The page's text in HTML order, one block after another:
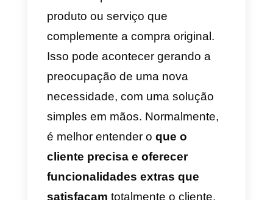
mas a relação com o cliente nem
sempre será linear. Portanto, o
vendedor deve ter a capacidade
de se adaptar à circunstância.
Estes são os três mais
relevantes.
a)SPIN Selling